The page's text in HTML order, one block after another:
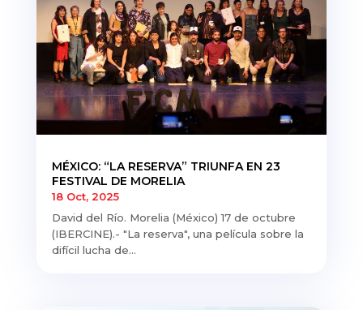
MÉXICO: “LA RESERVA” TRIUNFA EN 23
FESTIVAL DE MORELIA
18 Oct, 2025
David del Río. Morelia (México) 17 de octubre
(IBERCINE).- "La reserva", una película sobre la
difícil lucha de...